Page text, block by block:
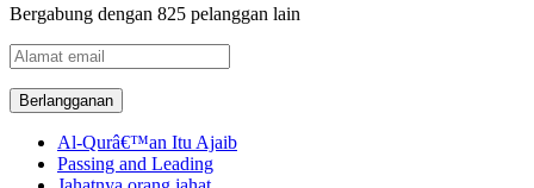
Bergabung dengan 825 pelanggan lain
Alamat
email
Al-Qurâ€™an Itu Ajaib
Passing and Leading